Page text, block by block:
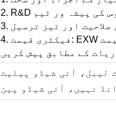
صلاحیت اور تیز ترسیل
4. فیکٹری قیمت: EXW قیمت، FOB قیمت اور CIF قیمت، یا
کے مطابق پیش کریں
لیبل، آئی شیڈو پیلیٹ
نہیں، آئی شیڈو پین